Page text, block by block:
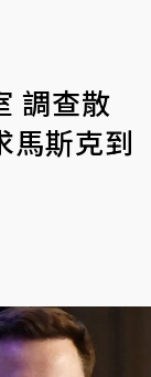
調查散
斯克到